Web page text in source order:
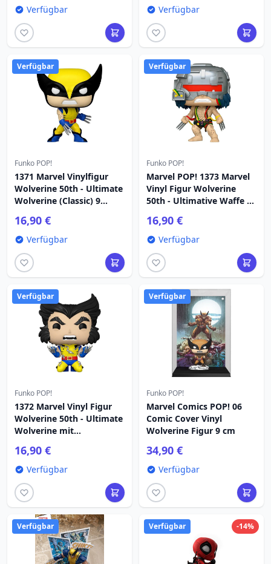
Verfügbar Verfügbar
Verfügbar
Funko POP!
1371 Marvel Vinylfigur
Wolverine 50th - Ultimate
Wolverine (Classic) 9
16,90 €
Verfügbar
Verfügbar
Funko POP!
Marvel POP! 1373 Marvel
Vinyl Figur Wolverine
50th - Ultimative Waffe X
16,90 €
Verfügbar
Verfügbar
Funko POP!
1372 Marvel Vinyl Figur
Wolverine 50th - Ultimate
Wolverine mit
16,90 €
Verfügbar
Verfügbar
Funko POP!
Marvel Comics POP! 06
Comic Cover Vinyl
Wolverine Figur 9 cm
34,90 €
Verfügbar
Verfügbar -14%
Verfügbar